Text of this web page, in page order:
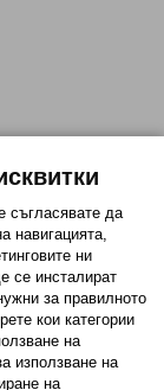
съгласявате да
навигацията,
ни
се инсталират
за правилното
кои категории
на
използване на
на